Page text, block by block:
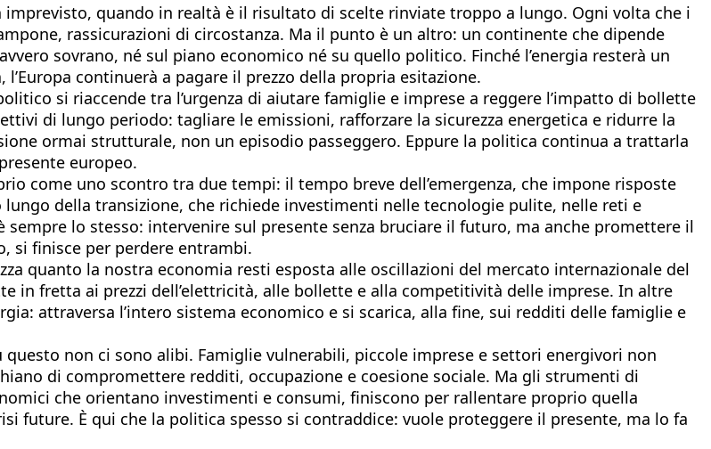
imprevisto, quando in realtà è il risultato di scelte rinviate troppo a lungo. Ogni volta che i
rassicurazioni di circostanza. Ma il punto è un altro: un continente che dipende
sovrano, né sul piano economico né su quello politico. Finché l’energia resterà un
continuerà a pagare il prezzo della propria esitazione.
si riaccende tra l’urgenza di aiutare famiglie e imprese a reggere l’impatto di bollette
di lungo periodo: tagliare le emissioni, rafforzare la sicurezza energetica e ridurre la
ormai strutturale, non un episodio passeggero. Eppure la politica continua a trattarla
europeo.
come uno scontro tra due tempi: il tempo breve dell’emergenza, che impone risposte
della transizione, che richiede investimenti nelle tecnologie pulite, nelle reti e
lo stesso: intervenire sul presente senza bruciare il futuro, ma anche promettere il
si finisce per perdere entrambi.
quanto la nostra economia resti esposta alle oscillazioni del mercato internazionale del
in fretta ai prezzi dell’elettricità, alle bollette e alla competitività delle imprese. In altre
attraversa l’intero sistema economico e si scarica, alla fine, sui redditi delle famiglie e
non ci sono alibi. Famiglie vulnerabili, piccole imprese e settori energivori non
di compromettere redditi, occupazione e coesione sociale. Ma gli strumenti di
che orientano investimenti e consumi, finiscono per rallentare proprio quella
future. È qui che la politica spesso si contraddice: vuole proteggere il presente, ma lo fa